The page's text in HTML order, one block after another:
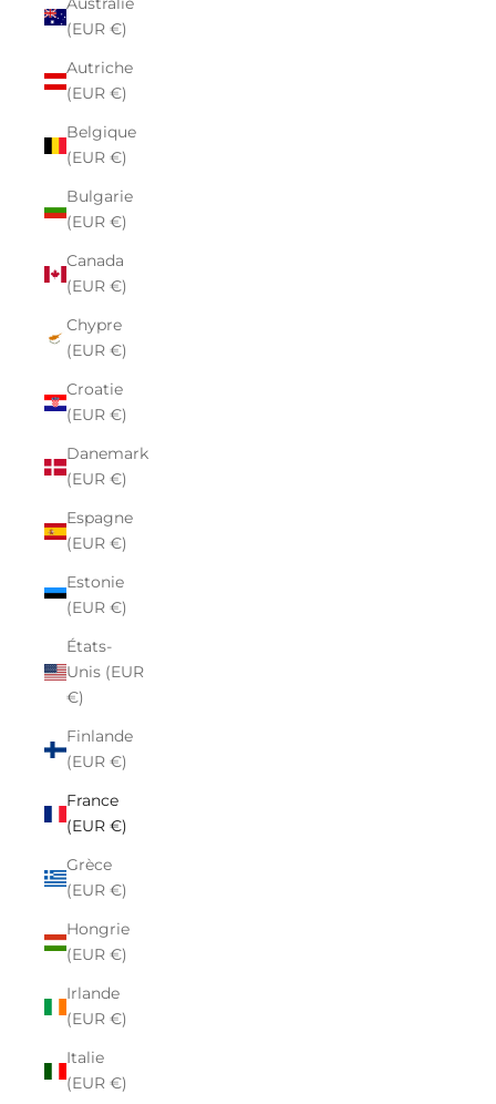
(EUR €)
Autriche
(EUR €)
Belgique
(EUR €)
Bulgarie
(EUR €)
Canada
(EUR €)
Chypre
(EUR €)
Croatie
(EUR €)
Danemark
(EUR €)
Espagne
(EUR €)
Estonie
(EUR €)
États-
Unis (EUR
€)
Finlande
(EUR €)
France
(EUR €)
Grèce
(EUR €)
Hongrie
(EUR €)
Irlande
(EUR €)
Italie
(EUR €)